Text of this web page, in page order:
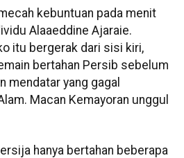
kebuntuan pada menit
Alaaeddine Ajaraie.
itu bergerak dari sisi kiri,
bertahan Persib sebelum
mendatar yang gagal
Macan Kemayoran unggul
hanya bertahan beberapa